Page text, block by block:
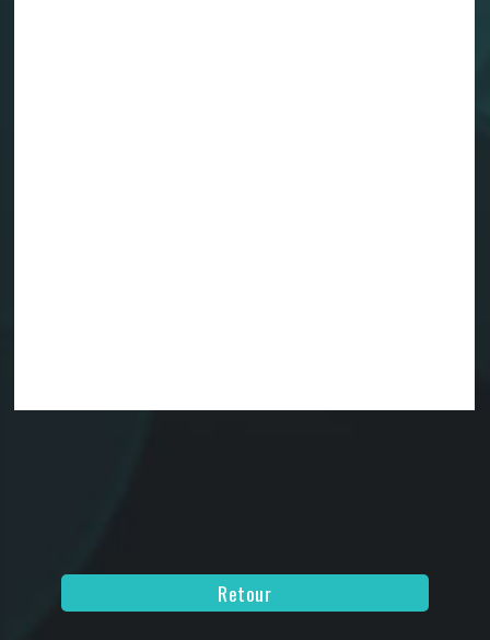
Retour